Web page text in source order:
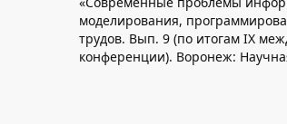
моделирования,
трудов. Вып. 9 (по итогам IX
конференции). Воронеж: